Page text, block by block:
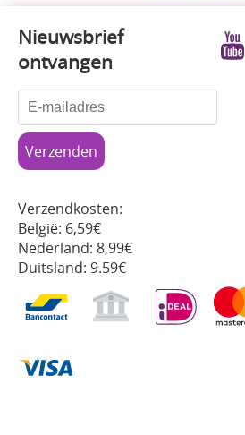
Nieuwsbrief
ontvangen
Verzendkosten:
België: 6,59€
Nederland: 8,99€
Duitsland: 9.59€